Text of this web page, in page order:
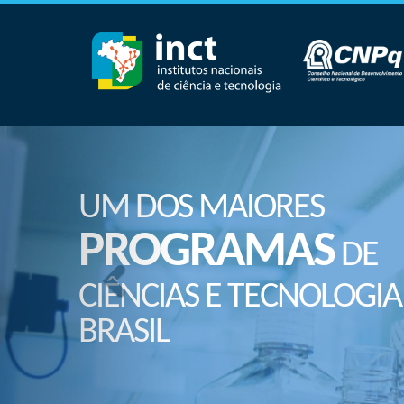
UM DOS MAIORES
PROGRAMASDE
CIÊNCIAS E
BRASIL